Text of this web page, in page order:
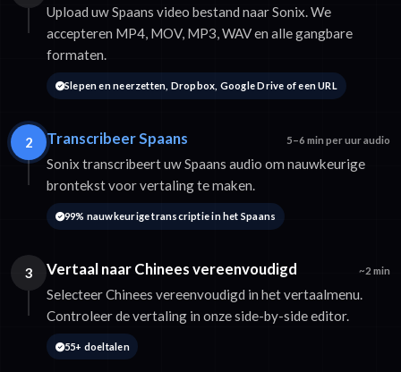
Upload uw Spaans video bestand naar Sonix. We
accepteren MP4, MOV, MP3, WAV en alle gangbare
formaten.
Slepen en neerzetten, Dropbox, Google Drive of een URL
2 Transcribeer Spaans 5–6 min per uur audio
Sonix transcribeert uw Spaans audio om nauwkeurige
brontekst voor vertaling te maken.
99% nauwkeurige transcriptie in het Spaans
3 Vertaal naar Chinees vereenvoudigd ~2 min
Selecteer Chinees vereenvoudigd in het vertaalmenu.
Controleer de vertaling in onze side-by-side editor.
55+ doeltalen